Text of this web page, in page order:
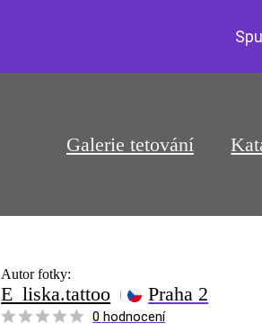
Galerie tetování
Autor fotky:
E_liska.tattoo Praha 2
0 hodnocení